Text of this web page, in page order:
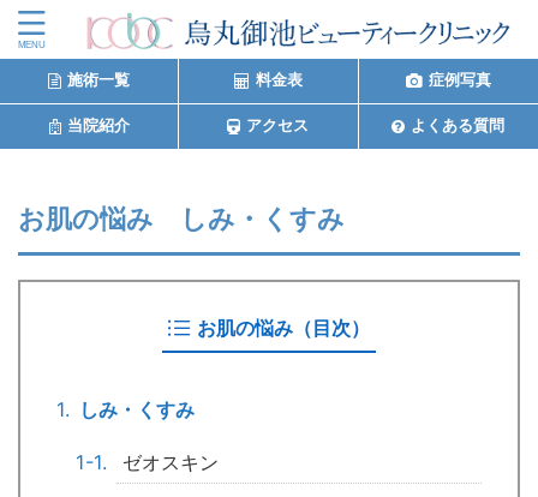
施術一覧 料金表 症例写真
当院紹介 アクセス よくある質問
お肌の悩み しみ・くすみ
お肌の悩み（目次）
しみ・くすみ
ゼオスキン